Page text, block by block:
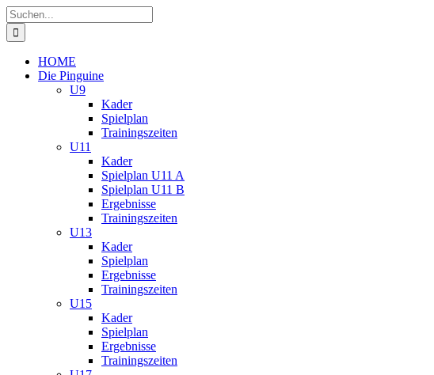
Zum
Inhalt
springen
Suche
nach:
HOME
Die Pinguine
U9
Kader
Spielplan
Trainingszeiten
U11
Kader
Spielplan U11 A
Spielplan U11 B
Ergebnisse
Trainingszeiten
U13
Kader
Spielplan
Ergebnisse
Trainingszeiten
U15
Kader
Spielplan
Ergebnisse
Trainingszeiten